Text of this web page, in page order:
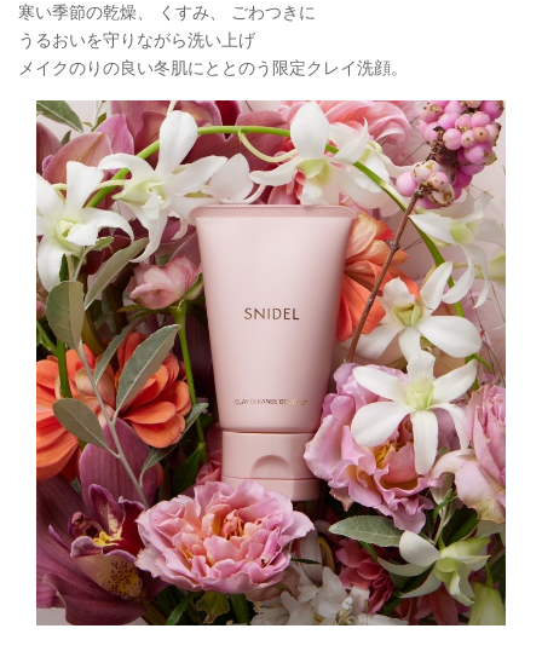
寒い季節の乾燥、 くすみ、 ごわつきに
うるおいを守りながら洗い上げ
メイクのりの良い冬肌にととのう限定クレイ洗顔。